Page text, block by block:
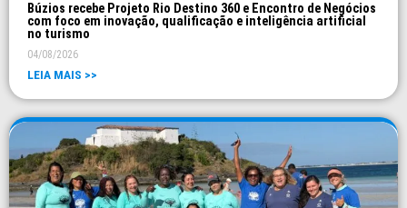
Búzios recebe Projeto Rio Destino 360 e Encontro de Negócios
com foco em inovação, qualificação e inteligência artificial
no turismo
04/08/2026
LEIA MAIS >>